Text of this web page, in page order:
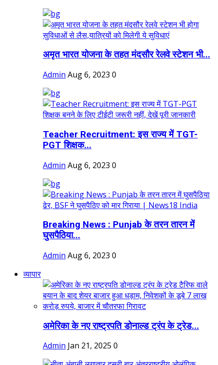
अमृत भारत योजना के तहत मंदसौर रेलवे स्टेशन भी...
Admin Aug 6, 2023 0
Teacher Recruitment: इस राज्य में TGT-
PGT शिक्षक...
Admin Aug 6, 2023 0
Breaking News : Punjab के तरन तारन में
घुसपैठिया...
Admin Aug 6, 2023 0
व्यापार
अमेरिका के नए राष्ट्रपति डोनाल्ड ट्रंप के ट्रेड...
Admin Jan 21, 2025 0